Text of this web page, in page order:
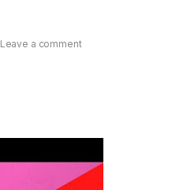
Leave a comment